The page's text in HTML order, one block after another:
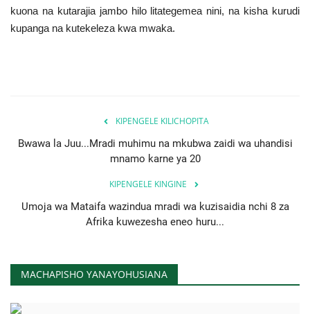
kuona na kutarajia jambo hilo litategemea nini, na kisha kurudi
kupanga na kutekeleza kwa mwaka.
KIPENGELE KILICHOPITA
Bwawa la Juu...Mradi muhimu na mkubwa zaidi wa uhandisi
mnamo karne ya 20
KIPENGELE KINGINE
Umoja wa Mataifa wazindua mradi wa kuzisaidia nchi 8 za
Afrika kuwezesha eneo huru...
MACHAPISHO YANAYOHUSIANA